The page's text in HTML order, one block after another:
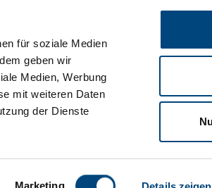
für soziale Medien
geben wir
Medien, Werbung
mit weiteren Daten
der Dienste
Marketing